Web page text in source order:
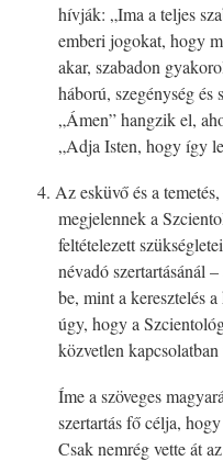
hívják: „Ima a teljes
emberi jogokat, hogy
akar, szabadon
háború, szegénység
„Ámen” hangzik el,
„Adja Isten, hogy így
4. Az esküvő és a
megjelennek a
feltételezett
névadó szertartásánál
be, mint a keresztelés
úgy, hogy a
közvetlen
Íme a szöveges
szertartás fő célja,
Csak nemrég vette át